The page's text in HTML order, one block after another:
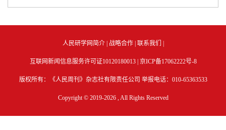
人民研学网简介| 战略合作| 联系我们
互联网新闻信息服务许可证10120180013 | 京ICP备17062222号-8
版权所有：《人民周刊》杂志社有限责任公司 举报电话：010-65363533
Copyright © 2019-2026 , All Rights Reserved